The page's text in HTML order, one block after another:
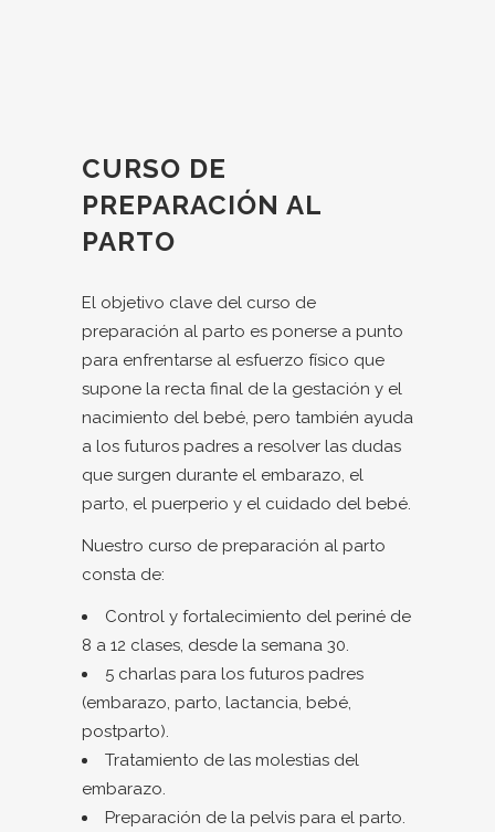
CURSO DE
PREPARACIÓN AL
PARTO
El objetivo clave del curso de
preparación al parto es ponerse a punto
para enfrentarse al esfuerzo físico que
supone la recta final de la gestación y el
nacimiento del bebé, pero también ayuda
a los futuros padres a resolver las dudas
que surgen durante el embarazo, el
parto, el puerperio y el cuidado del bebé.
Nuestro curso de preparación al parto
consta de:
Control y fortalecimiento del periné de
8 a 12 clases, desde la semana 30.
5 charlas para los futuros padres
(embarazo, parto, lactancia, bebé,
postparto).
Tratamiento de las molestias del
embarazo.
Preparación de la pelvis para el parto.